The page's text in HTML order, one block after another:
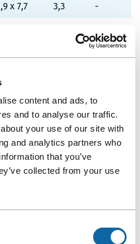
content and ads, to
and to analyse our traffic.
your use of our site with
and analytics partners who
that you’ve
collected from your use
x 7,7 3,3 -
x 5,6 3,2 -
7,4
x 25,6 3,3
x 11,8 2,5 -